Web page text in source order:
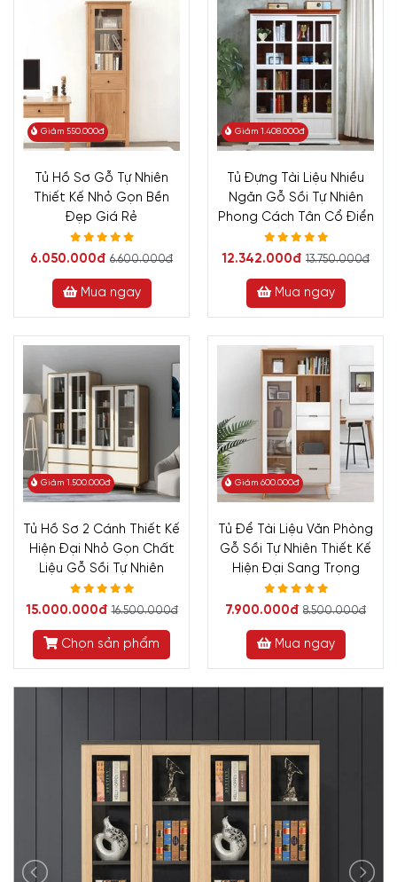
Giảm 550.000đ
Tủ Hồ Sơ Gỗ Tự Nhiên
Thiết Kế Nhỏ Gọn Bền
Đẹp Giá Rẻ
6.050.000đ 6.600.000đ
Mua ngay
Giảm 1.408.000đ
Tủ Đựng Tài Liệu Nhiều
Ngăn Gỗ Sồi Tự Nhiên
Phong Cách Tân Cổ Điển
12.342.000đ 13.750.000đ
Mua ngay
Giảm 1.500.000đ
Tủ Hồ Sơ 2 Cánh Thiết Kế
Hiện Đại Nhỏ Gọn Chất
Liệu Gỗ Sồi Tự Nhiên
15.000.000đ 16.500.000đ
Chọn sản phẩm
Giảm 600.000đ
Tủ Để Tài Liệu Văn Phòng
Gỗ Sồi Tự Nhiên Thiết Kế
Hiện Đại Sang Trọng
7.900.000đ 8.500.000đ
Mua ngay